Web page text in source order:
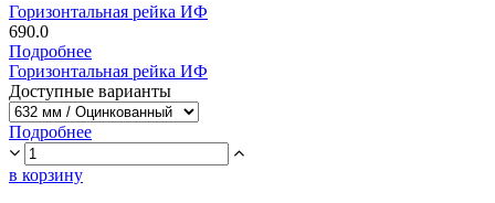
Горизонтальная рейка ИФ
690.0
Подробнее
Горизонтальная рейка ИФ
Доступные варианты
Подробнее
в корзину